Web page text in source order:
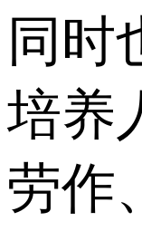
同时
培养
劳作